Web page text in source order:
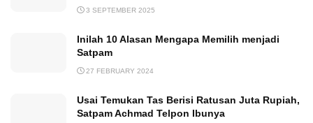
3 SEPTEMBER 2025
Inilah 10 Alasan Mengapa Memilih menjadi
Satpam
27 FEBRUARY 2024
Usai Temukan Tas Berisi Ratusan Juta Rupiah,
Satpam Achmad Telpon Ibunya